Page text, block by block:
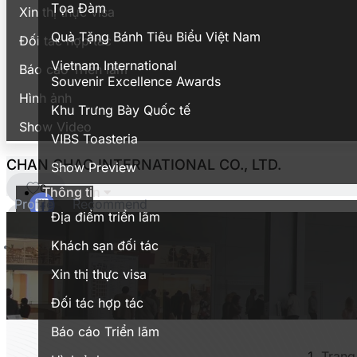
Tọa Đàm
Quà Tặng Bánh Tiêu Biểu Việt Nam
Vietnam International
Souvenir Excellence Awards
Khu Trưng Bày Quốc tế
VIBS Toasteria
Show Preview
Thông tin
Địa điểm triển lãm
Khách sạn đối tác
Xin thị thực visa
Đối tác hợp tác
Báo cáo Triển lãm
Xin thị thực visa
Đối tác hợp tác
Báo cáo Triển lãm
Hình ảnh
Show Video
CHAN CHAO INTERNATIONAL CO., LTD.
0
Profile Recommend